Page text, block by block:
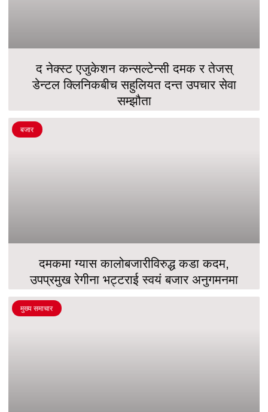
द नेक्स्ट एजुकेशन कन्सल्टेन्सी दमक र तेजस्
डेन्टल क्लिनिकबीच सहुलियत दन्त उपचार सेवा
सम्झौता
बजार
दमकमा ग्यास कालोबजारीविरुद्ध कडा कदम,
उपप्रमुख रेगीना भट्टराई स्वयं बजार अनुगमनमा
मुख्य समाचार